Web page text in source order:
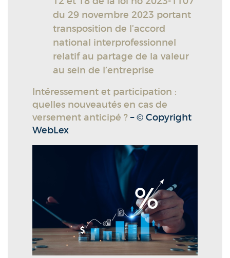
du 29 novembre 2023 portant
transposition de l’accord
national interprofessionnel
relatif au partage de la valeur
au sein de l’entreprise
Intéressement et participation :
quelles nouveautés en cas de
versement anticipé ? – © Copyright
WebLex